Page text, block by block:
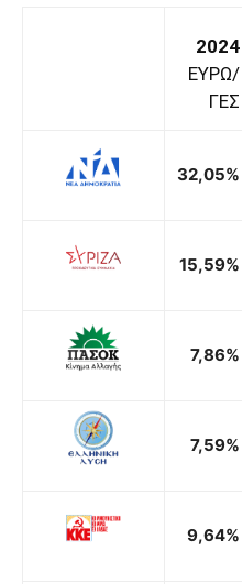
2024
ΕΥΡΩ/
ΓΕΣ
32,05%
15,59%
7,86%
7,59%
9,64%